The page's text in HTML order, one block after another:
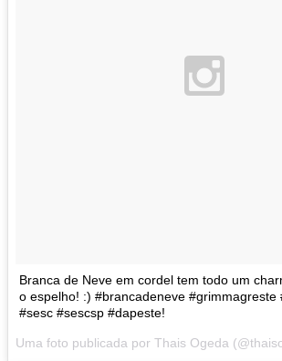
Branca de Neve em cordel tem todo um
o espelho! :) #brancadeneve #grimmagreste
#sesc #sescsp #dapeste!
Uma foto publicada por Thais Ogeda